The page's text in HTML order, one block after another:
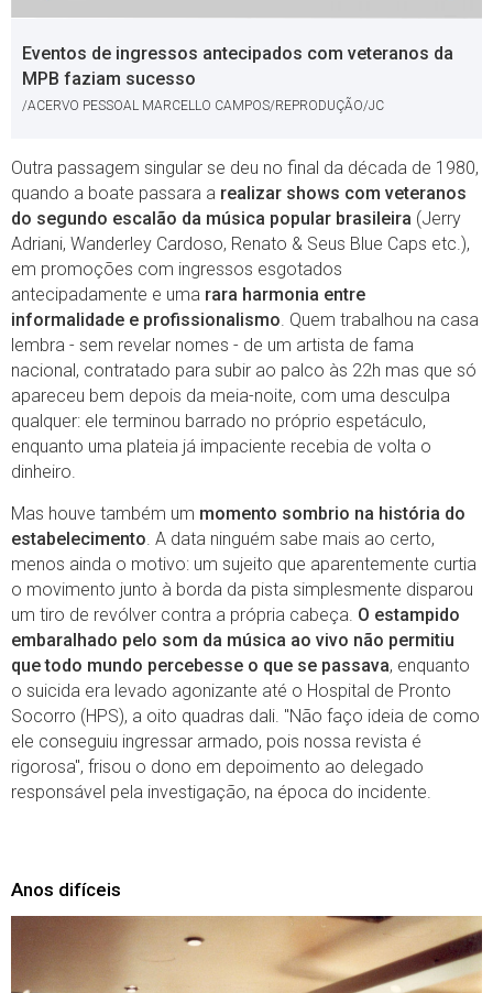
Eventos de ingressos antecipados com veteranos da
MPB faziam sucesso
/ACERVO PESSOAL MARCELLO CAMPOS/REPRODUÇÃO/JC
Outra passagem singular se deu no final da década de 1980,
quando a boate passara a realizar shows com veteranos
do segundo escalão da música popular brasileira (Jerry
Adriani, Wanderley Cardoso, Renato & Seus Blue Caps etc.),
em promoções com ingressos esgotados
antecipadamente e uma rara harmonia entre
informalidade e profissionalismo. Quem trabalhou na casa
lembra - sem revelar nomes - de um artista de fama
nacional, contratado para subir ao palco às 22h mas que só
apareceu bem depois da meia-noite, com uma desculpa
qualquer: ele terminou barrado no próprio espetáculo,
enquanto uma plateia já impaciente recebia de volta o
dinheiro.
Mas houve também um momento sombrio na história do
estabelecimento. A data ninguém sabe mais ao certo,
menos ainda o motivo: um sujeito que aparentemente curtia
o movimento junto à borda da pista simplesmente disparou
um tiro de revólver contra a própria cabeça. O estampido
embaralhado pelo som da música ao vivo não permitiu
que todo mundo percebesse o que se passava, enquanto
o suicida era levado agonizante até o Hospital de Pronto
Socorro (HPS), a oito quadras dali. "Não faço ideia de como
ele conseguiu ingressar armado, pois nossa revista é
rigorosa", frisou o dono em depoimento ao delegado
responsável pela investigação, na época do incidente.
Anos difíceis